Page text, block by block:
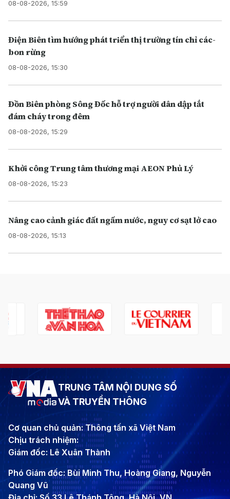
08-08-2026, 15:59
Điện Biên tìm hướng phát triển thị trường tín chỉ các-
bon rừng
08-08-2026, 15:30
Đồn Biên phòng Sông Đốc hỗ trợ người dân dập tắt
đám cháy trong đêm
08-08-2026, 15:29
Khởi công Trung tâm thương mại AEON Phủ Lý
08-08-2026, 15:23
Nâng cao cảnh giác đất ngấm nước, nguy cơ sạt lở cao
08-08-2026, 15:13
TRUNG TÂM NỘI DUNG SỐ
VÀ TRUYỀN THÔNG
Cơ quan chủ quản: Thông tấn xã Việt Nam
Chịu trách nhiệm:
Giám đốc: Lê Xuân Thành
Phó Giám đốc: Bùi Minh Thu, Hoàng Giang, Nguyễn
Quang Vũ